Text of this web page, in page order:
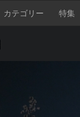
カテゴリー 特集